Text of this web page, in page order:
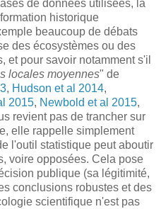
de données utilisées, la
historique
beaucoup de débats
des écosystèmes ou des
et pour savoir notamment s'il
locales moyennes" de
, Hudson et al 2014,
2015, Newbold et al 2015,
revient pas de trancher sur
elle rappelle simplement
l'outil statistique peut aboutir
voire opposées. Cela pose
publique (sa légitimité,
conclusions robustes et des
scientifique n'est pas